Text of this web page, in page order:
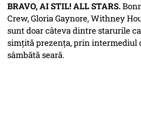
BRAVO, AI STIL! ALL STARS.
Crew, Gloria Gaynore, Withney
sunt doar câteva dintre starurile
simțită prezența, prin intermediul
sâmbătă seară.